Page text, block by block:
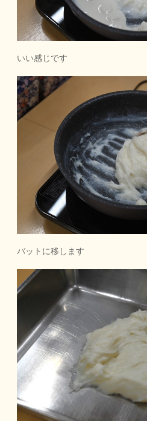
いい感じです
バットに移します